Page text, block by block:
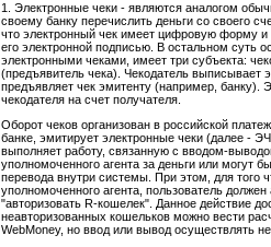
1. Электронные чеки - являются аналогом
своему банку перечислить деньги со своего
что электронный чек имеет цифровую форму
его электронной подписью. В остальном суть
электронными чеками, имеет три субъекта:
(предъявитель чека). Чекодатель выписывает
предъявляет чек эмитенту (например, банку).
чекодателя на счет получателя.
Оборот чеков организован в российской
банке, эмитирует электронные чеки (далее -
выполняет работу, связанную с вводом-
уполномоченного агента за деньги или могут
перевода внутри системы. При этом, для того
уполномоченного агента, пользователь
"авторизовать R-кошелек". Данное действие
неавторизованных кошельков можно вести
WebMoney, но ввод или вывод осуществлять